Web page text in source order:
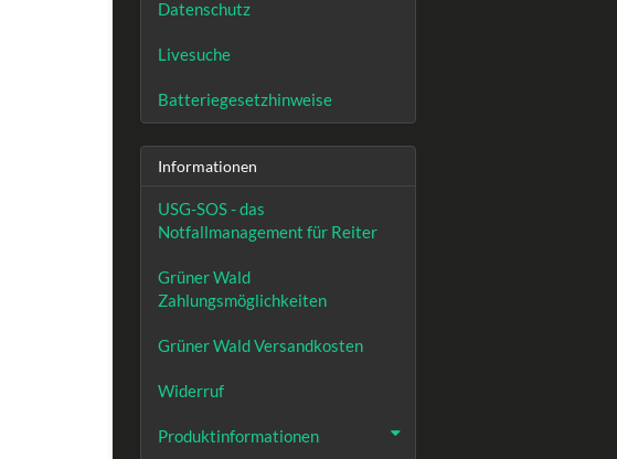
Datenschutz
Livesuche
Batteriegesetzhinweise
Informationen
USG-SOS - das
Notfallmanagement für Reiter
Grüner Wald
Zahlungsmöglichkeiten
Grüner Wald Versandkosten
Widerruf
Produktinformationen